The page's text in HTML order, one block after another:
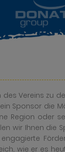
Vereins zu
Sponsor die
Region oder
wir Ihnen die
wie er es